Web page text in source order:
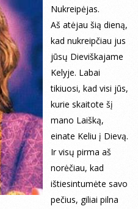
Nukreipėjas.
Aš atėjau šią dieną,
kad nukreipčiau jus
jūsų Dieviškajame
Kelyje. Labai
tikiuosi, kad visi jūs,
kurie skaitote šį
mano Laišką,
einate Keliu į Dievą.
Ir visų pirma aš
norėčiau, kad
ištiesintumėte savo
pečius, giliai pilna